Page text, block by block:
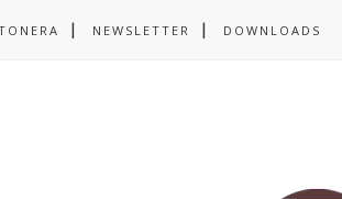
NEWSLETTER DOWNLOADS